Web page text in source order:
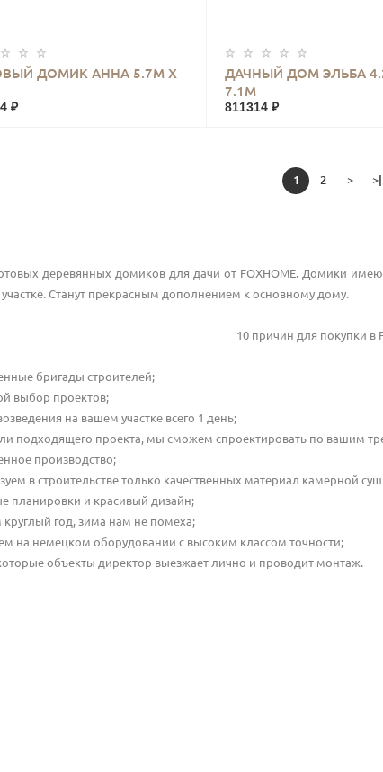
ДОМИК АННА 5.7М Х
₽
КУПИТЬ
ДАЧНЫЙ ДОМ ЭЛЬБА
7.1М
811314 ₽
КУПИТЬ
1 2 > >|
деревянных домиков для дачи от FOXHOME. Домики
Станут прекрасным дополнением к основному дому.
10 причин для покупки в
бригады строителей;
выбор проектов;
на вашем участке всего 1 день;
подходящего проекта, мы сможем спроектировать по вашим
производство;
в строительстве только качественных материал камерной
планировки и красивый дизайн;
год, зима нам не помеха;
на немецком оборудовании с высоким классом точности;
объекты директор выезжает лично и проводит монтаж.